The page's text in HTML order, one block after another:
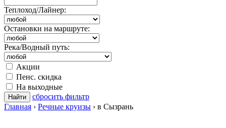
Теплоход/Лайнер:
Остановки на маршруте:
Река/Водный путь:
Акции
Пенс. скидка
На выходные
Найти
сбросить фильтр
Главная › Речные круизы › в Сызрань